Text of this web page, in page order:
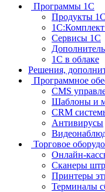
Программы 1С
Продукты 1С
Сервисы 1С
1С в облаке
Решения,
Программное
CMS
Шаблоны и
CRM
Антивирусы
Торговое
Онлайн-
Сканеры
Принтеры
Терминалы